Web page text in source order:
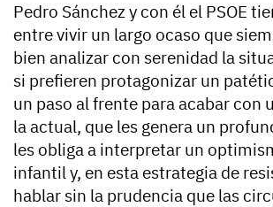
Pedro Sánchez y con él el PSOE
entre vivir un largo ocaso que
bien analizar con serenidad la
si prefieren protagonizar un
un paso al frente para acabar con
la actual, que les genera un
les obliga a interpretar un
infantil y, en esta estrategia de
hablar sin la prudencia que las